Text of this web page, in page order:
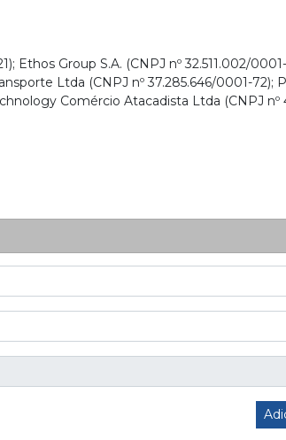
Group S.A. (CNPJ nº 32.511.002/
Ltda (CNPJ nº 37.285.646/0001-72);
Comércio Atacadista Ltda (CNPJ nº